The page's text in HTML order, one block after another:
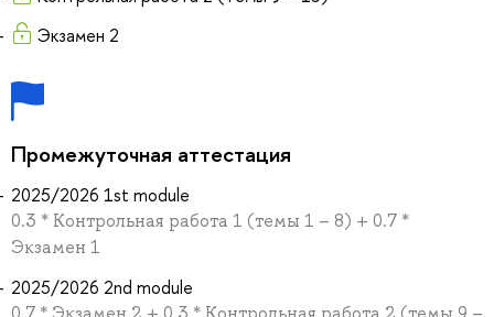
Экзамен 2
Промежуточная аттестация
2025/2026 1st module
0.3 * Контрольная работа 1 (темы 1 – 8) + 0.7 *
Экзамен 1
2025/2026 2nd module